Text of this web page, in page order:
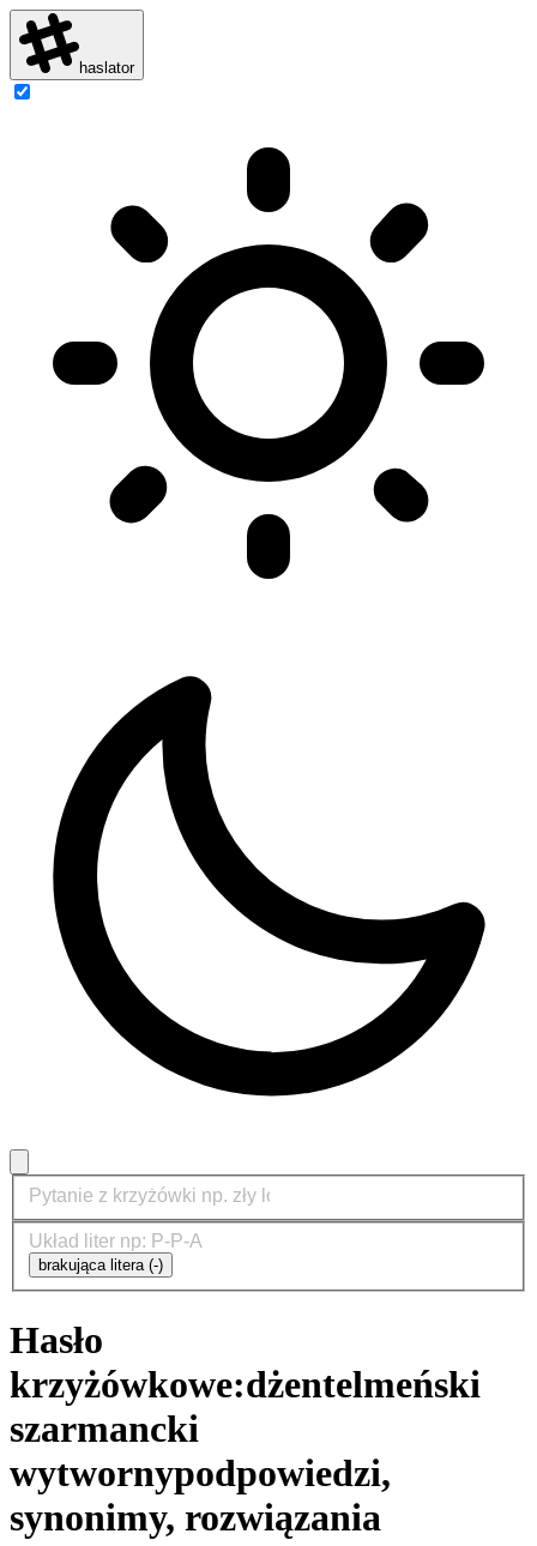
haslator
brakująca litera (-)
Hasło
krzyżówkowe:dżentelmeński
szarmancki
wytwornypodpowiedzi,
synonimy, rozwiązania